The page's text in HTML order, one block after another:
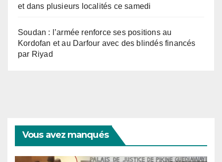
et dans plusieurs localités ce samedi
Soudan : l’armée renforce ses positions au
Kordofan et au Darfour avec des blindés financés
par Riyad
Vous avez manqués